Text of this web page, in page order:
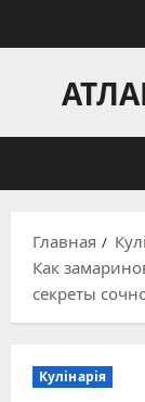
Главная
Как
секреты
Кулінарія